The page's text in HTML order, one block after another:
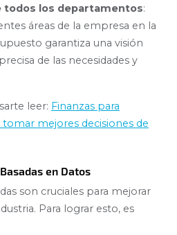
todos los departamentos:
áreas de la empresa en la
garantiza una visión
de las necesidades y
leer: Finanzas para
mejores decisiones de
en Datos
son cruciales para mejorar
Para lograr esto, es